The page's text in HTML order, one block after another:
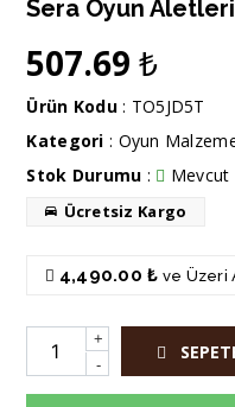
Sera Oyun Aletleri
507.69₺
Ürün Kodu: TO5JD5T
Kategori : Oyun
Stok Durumu : Mevcut
Ücretsiz Kargo
4,490.00 ₺ ve Üzeri
+
-